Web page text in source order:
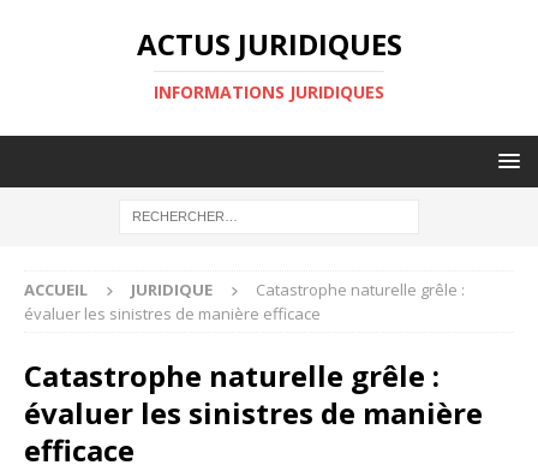
ACTUS JURIDIQUES
INFORMATIONS JURIDIQUES
ACCUEIL JURIDIQUE
Catastrophe naturelle grêle :
évaluer les sinistres de manière efficace
Catastrophe naturelle grêle :
évaluer les sinistres de manière
efficace